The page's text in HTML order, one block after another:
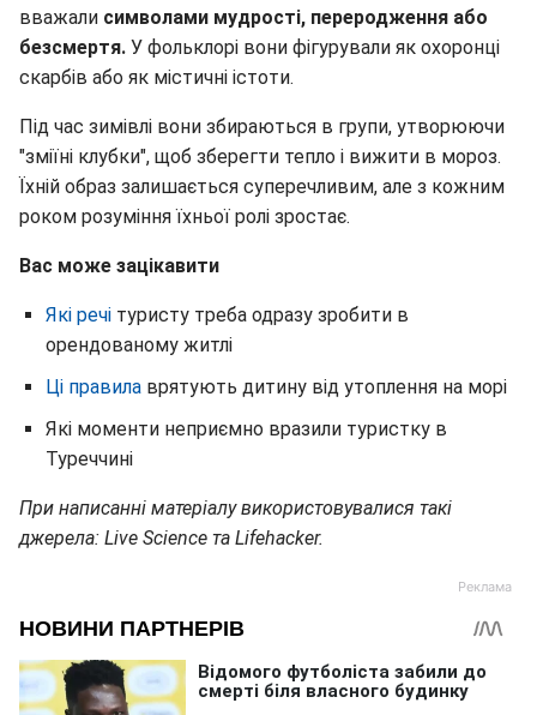
вважали символами мудрості, переродження або
безсмертя. У фольклорі вони фігурували як охоронці
скарбів або як містичні істоти.
Під час зимівлі вони збираються в групи, утворюючи
"зміїні клубки", щоб зберегти тепло і вижити в мороз.
Їхній образ залишається суперечливим, але з кожним
роком розуміння їхньої ролі зростає.
Вас може зацікавити
Які речі туристу треба одразу зробити в
орендованому житлі
Ці правила врятують дитину від утоплення на морі
Які моменти неприємно вразили туристку в
Туреччині
При написанні матеріалу використовувалися такі
джерела: Live Science та Lifehacker.